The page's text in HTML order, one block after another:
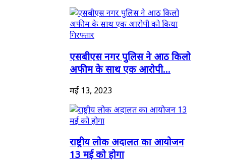
एसबीएस नगर पुलिस ने आठ किलो
अफीम के साथ एक आरोपी...
मई 13, 2023
राष्ट्रीय लोक अदालत का आयोजन
13 मई को होगा